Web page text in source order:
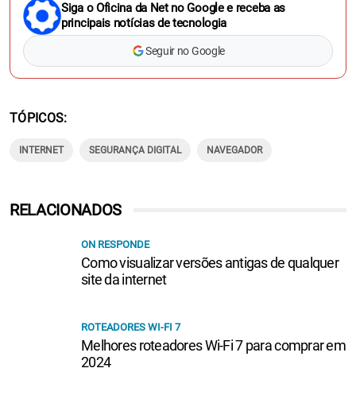
Siga o Oficina da Net no Google e receba as
principais notícias de tecnologia
Seguir no Google
TÓPICOS
INTERNET SEGURANÇA DIGITAL NAVEGADOR
RELACIONADOS
ON RESPONDE
Como visualizar versões antigas de qualquer
site da internet
ROTEADORES WI-FI 7
Melhores roteadores Wi-Fi 7 para comprar em
2024